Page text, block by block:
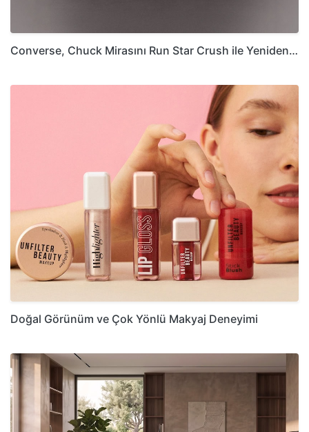
Converse, Chuck Mirasını Run Star Crush ile Yeniden…
Doğal Görünüm ve Çok Yönlü Makyaj Deneyimi